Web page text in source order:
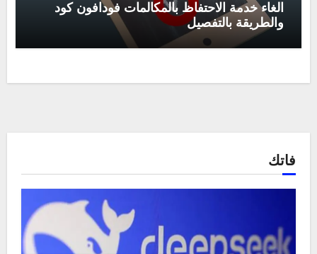
الغاء خدمة الاحتفاظ بالمكالمات فودافون كود
والطريقة بالتفصيل
فاتك